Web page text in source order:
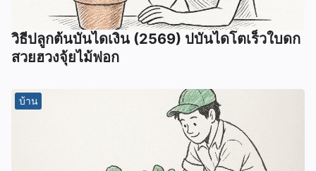
วิธีปลูกต้นบันไดเงิน (2569) ปบันไดโตเร็วใบดก
สวยฮวงจุ้ยไม้ฟอก
บ้าน